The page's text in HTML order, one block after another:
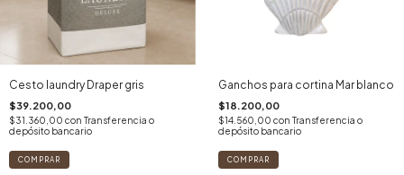
Cesto laundry Draper gris
$39.200,00
$31.360,00 con Transferencia o
depósito bancario
Ganchos para cortina Mar blanco
$18.200,00
$14.560,00 con Transferencia o
depósito bancario